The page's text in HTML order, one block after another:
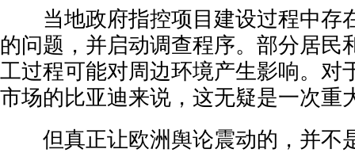
当地政府指控项目建设过程中存
的问题，并启动调查程序。部分居民
工过程可能对周边环境产生影响。对
市场的比亚迪来说，这无疑是一次重
但真正让欧洲舆论震动的，并不